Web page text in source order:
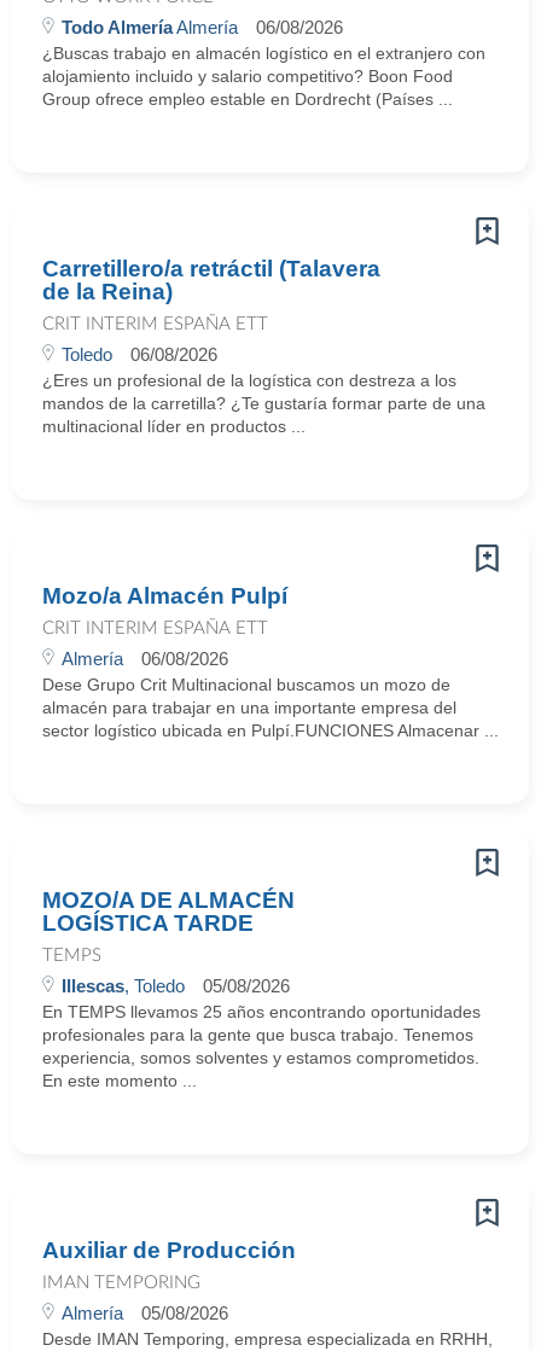
Todo AlmeríaAlmería 06/08/2026
¿Buscas trabajo en almacén logístico en el extranjero con
alojamiento incluido y salario competitivo? Boon Food
Group ofrece empleo estable en Dordrecht (Países ...
Carretillero/a retráctil (Talavera
de la Reina)
CRIT INTERIM ESPAÑA ETT
Toledo 06/08/2026
¿Eres un profesional de la logística con destreza a los
mandos de la carretilla? ¿Te gustaría formar parte de una
multinacional líder en productos ...
Mozo/a Almacén Pulpí
CRIT INTERIM ESPAÑA ETT
Almería 06/08/2026
Dese Grupo Crit Multinacional buscamos un mozo de
almacén para trabajar en una importante empresa del
sector logístico ubicada en Pulpí.FUNCIONES Almacenar ...
MOZO/A DE ALMACÉN
LOGÍSTICA TARDE
TEMPS
Illescas, Toledo 05/08/2026
En TEMPS llevamos 25 años encontrando oportunidades
profesionales para la gente que busca trabajo. Tenemos
experiencia, somos solventes y estamos comprometidos.
En este momento ...
Auxiliar de Producción
IMAN TEMPORING
Almería 05/08/2026
Desde IMAN Temporing, empresa especializada en RRHH,